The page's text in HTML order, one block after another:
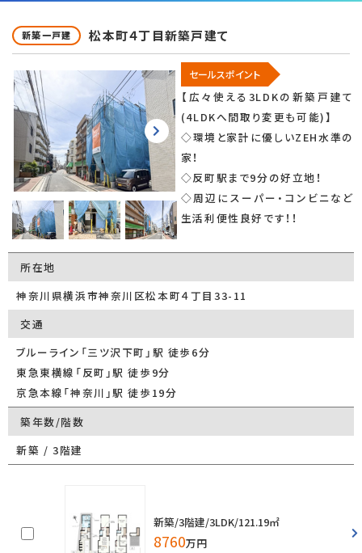
新築一戸建 松本町４丁目新築戸建て
セールスポイント
【広々使える3LDKの新築戸建て
(4LDKへ間取り変更も可能)】
◇環境と家計に優しいZEH水準の
家！
◇反町駅まで9分の好立地！
◇周辺にスーパー・コンビニなど
生活利便性良好です！！
所在地
神奈川県横浜市神奈川区松本町４丁目33-11
交通
ブルーライン「三ツ沢下町」駅 徒歩6分
東急東横線「反町」駅 徒歩9分
京急本線「神奈川」駅 徒歩19分
築年数/階数
新築 / 3階建
新築/3階建/3LDK/121.19㎡
8760万円